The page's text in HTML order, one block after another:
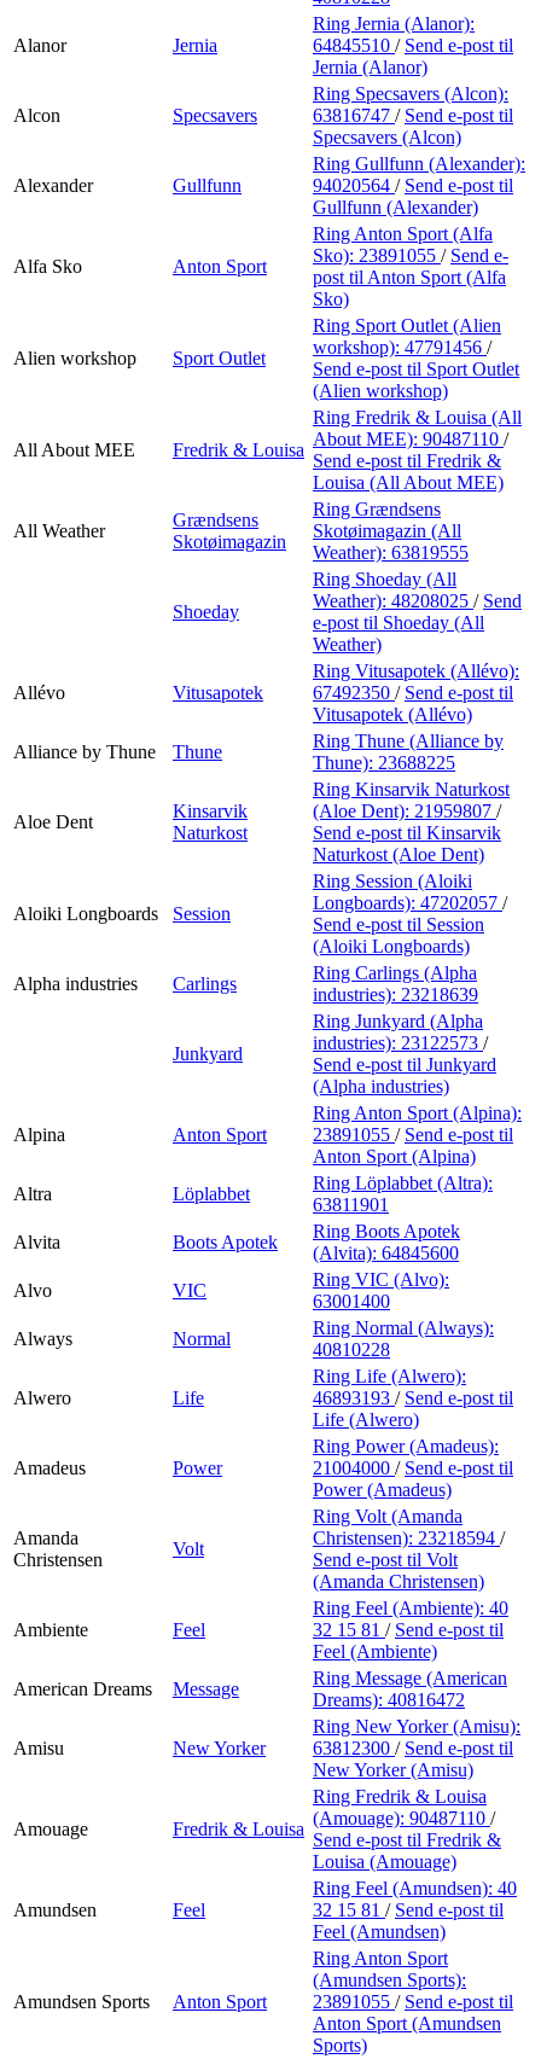
Alanor Jernia
Ring Jernia (Alanor):
64845510 / Send e-post til
Jernia (Alanor)
Alcon Specsavers
Ring Specsavers (Alcon):
63816747 / Send e-post til
Specsavers (Alcon)
Alexander Gullfunn
Ring Gullfunn (Alexander):
94020564 / Send e-post til
Gullfunn (Alexander)
Alfa Sko Anton Sport
Ring Anton Sport (Alfa
Sko): 23891055 / Send e-
post til Anton Sport (Alfa
Sko)
Alien workshop Sport Outlet
Ring Sport Outlet (Alien
workshop): 47791456 /
Send e-post til Sport Outlet
(Alien workshop)
All About MEE Fredrik & Louisa
Ring Fredrik & Louisa (All
About MEE): 90487110 /
Send e-post til Fredrik &
Louisa (All About MEE)
All Weather
Grændsens
Skotøimagazin
Ring Grændsens
Skotøimagazin (All
Weather): 63819555
Shoeday
Ring Shoeday (All
Weather): 48208025 / Send
e-post til Shoeday (All
Weather)
Allévo Vitusapotek
Ring Vitusapotek (Allévo):
67492350 / Send e-post til
Vitusapotek (Allévo)
Alliance by Thune
Thune
Ring Thune (Alliance by
Thune): 23688225
Aloe Dent
Kinsarvik
Naturkost
Ring Kinsarvik Naturkost
(Aloe Dent): 21959807 /
Send e-post til Kinsarvik
Naturkost (Aloe Dent)
Aloiki Longboards Session
Ring Session (Aloiki
Longboards): 47202057 /
Send e-post til Session
(Aloiki Longboards)
Alpha industries
Carlings
Ring Carlings (Alpha
industries): 23218639
Junkyard
Ring Junkyard (Alpha
industries): 23122573 /
Send e-post til Junkyard
(Alpha industries)
Alpina Anton Sport
Ring Anton Sport (Alpina):
23891055 / Send e-post til
Anton Sport (Alpina)
Altra
Löplabbet
Ring Löplabbet (Altra):
63811901
Alvita
Boots Apotek
Ring Boots Apotek
(Alvita): 64845600
Alvo
VIC
Ring VIC (Alvo):
63001400
Always
Normal
Ring Normal (Always):
40810228
Alwero Life
Ring Life (Alwero):
46893193 / Send e-post til
Life (Alwero)
Amadeus Power
Ring Power (Amadeus):
21004000 / Send e-post til
Power (Amadeus)
Amanda
Christensen
Volt
Ring Volt (Amanda
Christensen): 23218594 /
Send e-post til Volt
(Amanda Christensen)
Ambiente Feel
Ring Feel (Ambiente): 40
32 15 81 / Send e-post til
Feel (Ambiente)
American Dreams
Message
Ring Message (American
Dreams): 40816472
Amisu New Yorker
Ring New Yorker (Amisu):
63812300 / Send e-post til
New Yorker (Amisu)
Amouage Fredrik & Louisa
Ring Fredrik & Louisa
(Amouage): 90487110 /
Send e-post til Fredrik &
Louisa (Amouage)
Amundsen Feel
Ring Feel (Amundsen): 40
32 15 81 / Send e-post til
Feel (Amundsen)
Amundsen Sports Anton Sport
Ring Anton Sport
(Amundsen Sports):
23891055 / Send e-post til
Anton Sport (Amundsen
Sports)